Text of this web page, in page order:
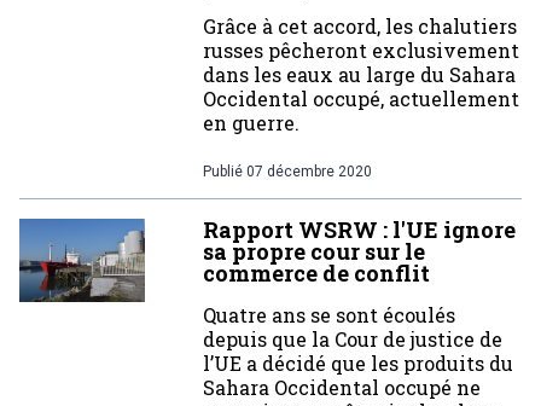
Grâce à cet accord, les chalutiers
russes pêcheront exclusivement
dans les eaux au large du Sahara
Occidental occupé, actuellement
en guerre.
Publié 07 décembre 2020
Rapport WSRW : l'UE ignore
sa propre cour sur le
commerce de conflit
Quatre ans se sont écoulés
depuis que la Cour de justice de
l’UE a décidé que les produits du
Sahara Occidental occupé ne